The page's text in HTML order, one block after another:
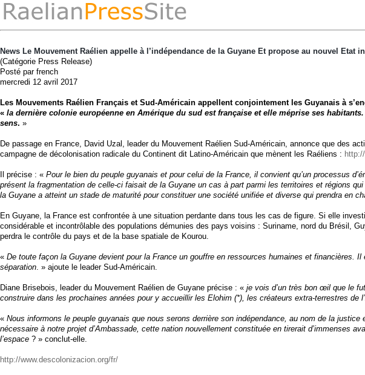
News Le Mouvement Raélien appelle à l’indépendance de la Guyane Et propose au nouvel
(Catégorie Press Release)
Posté par french
mercredi 12 avril 2017
Les Mouvements Raélien Français et Sud-Américain appellent conjointement les Guyanais à
« la dernière colonie européenne en Amérique du sud est française et elle méprise ses
sens. »
De passage en France, David Uzal, leader du Mouvement Raélien Sud-Américain, annonce que des
campagne de décolonisation radicale du Continent dit Latino-Américain que mènent les Raéliens :
Il précise : « Pour le bien du peuple guyanais et pour celui de la France, il convient qu’un processus
présent la fragmentation de celle-ci faisait de la Guyane un cas à part parmi les territoires et régions
la Guyane a atteint un stade de maturité pour constituer une société unifiée et diverse qui prendra en
En Guyane, la France est confrontée à une situation perdante dans tous les cas de figure. Si elle
considérable et incontrôlable des populations démunies des pays voisins : Suriname, nord du Brésil,
perdra le contrôle du pays et de la base spatiale de Kourou.
« De toute façon la Guyane devient pour la France un gouffre en ressources humaines et financières.
séparation. » ajoute le leader Sud-Américain.
Diane Brisebois, leader du Mouvement Raélien de Guyane précise : « je vois d’un très bon œil que le
construire dans les prochaines années pour y accueillir les Elohim (*), les créateurs extra-terrestres de
« Nous informons le peuple guyanais que nous serons derrière son indépendance, au nom de la
nécessaire à notre projet d’Ambassade, cette nation nouvellement constituée en tirerait d’immenses
l’espace ? » conclut-elle.
http://www.descolonizacion.org/fr/